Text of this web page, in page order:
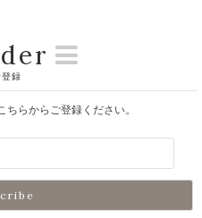
録
らからご登録ください。